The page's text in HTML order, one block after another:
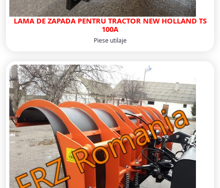
LAMA DE ZAPADA PENTRU TRACTOR NEW HOLLAND TS
100A
Piese utilaje